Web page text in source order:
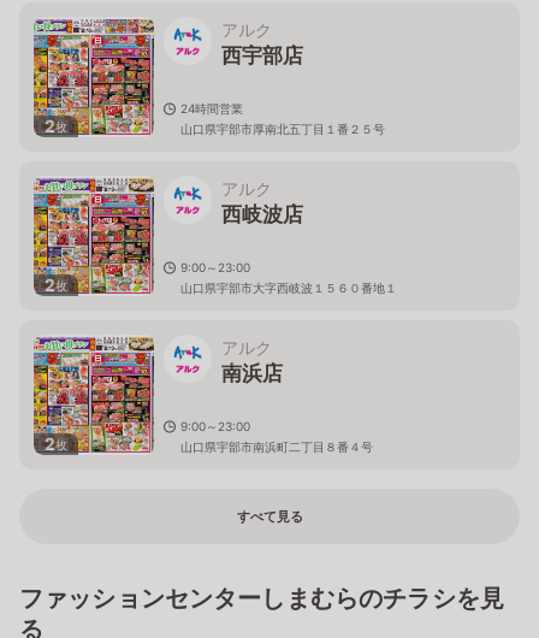
2枚
アルク
西宇部店
24時間営業
山口県宇部市厚南北五丁目１番２５号
2枚
アルク
西岐波店
9:00～23:00
山口県宇部市大字西岐波１５６０番地１
2枚
アルク
南浜店
9:00～23:00
山口県宇部市南浜町二丁目８番４号
すべて見る
ファッションセンターしまむらのチラシを見
る